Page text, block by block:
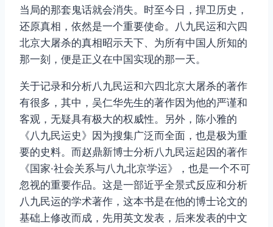
当局的那套鬼话就会消失。时至今日，捍卫历史，
还原真相，依然是一个重要使命。八九民运和六四
北京大屠杀的真相昭示天下、为所有中国人所知的
那一刻，便是正义在中国实现的那一天。
关于记录和分析八九民运和六四北京大屠杀的著作
有很多，其中，吴仁华先生的著作因为他的严谨和
客观，无疑具有极大的权威性。另外，陈小雅的
《八九民运史》因为搜集广泛而全面，也是极为重
要的史料。而赵鼎新博士分析八九民运起因的著作
《国家·社会关系与八九北京学运》，也是一个不可
忽视的重要作品。这是一部近乎全景式反应和分析
八九民运的学术著作，这本书是在他的博士论文的
基础上修改而成，先用英文发表，后来发表的中文